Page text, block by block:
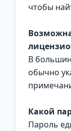
чтобы
В
обычно
Какой
Пароль